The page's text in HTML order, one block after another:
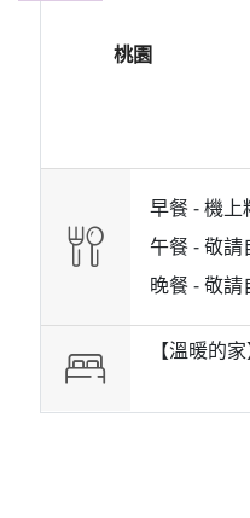
桃園
早餐 -機上
午餐 -敬請
晚餐 -敬請
【溫暖的家